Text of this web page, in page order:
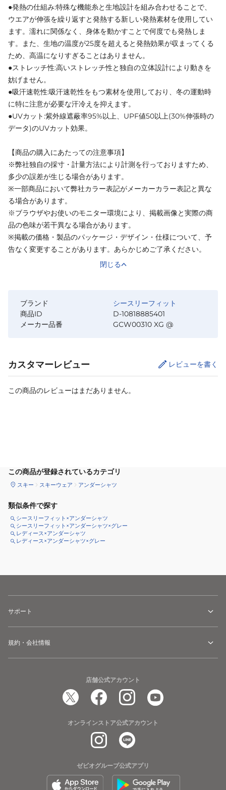
●発熱の仕組み:特殊な機能糸と生地設計を組み合わせることで、
ウエアが伸張を繰り返すと発熱する新しい発熱素材を使用してい
ます。濡れに関係なく、身体を動かすことで何度でも発熱しま
す。また、生地の温度が25度を超えると発熱効果が収まってくる
ため、高温になりすぎることはありません。
●ストレッチ性:高いストレッチ性と独自の立体設計により動きを
妨げません。
●吸汗速乾性:吸汗速乾性をもつ素材を使用しており、冬の運動時
に特に注意が必要な汗冷えを抑えます。
●UVカット:紫外線遮蔽率95%以上、UPF値50以上(30%伸張時の
データ)のUVカット効果。
【商品の購入にあたっての注意事項】
※弊社独自の採寸・計量方法により計測を行っておりますため、
多少の誤差が生じる場合があります。
※一部商品において弊社カラー表記がメーカーカラー表記と異な
る場合があります。
※ブラウザやお使いのモニター環境により、掲載画像と実際の商
品の色味が若干異なる場合があります。
※掲載の価格・製品のパッケージ・デザイン・仕様について、予
告なく変更することがあります。あらかじめご了承ください。
閉じる
ブランド
シースリーフィット
商品ID
D-10818885401
メーカー品番
GCW00310 XG @
カスタマーレビュー レビューを書く
この商品のレビューはまだありません。
この商品が登録されているカテゴリ
スキー スキーウェア アンダーシャツ
類似条件で探す
シースリーフィット×アンダーシャツ
シースリーフィット×アンダーシャツ×グレー
レディース×アンダーシャツ
レディース×アンダーシャツ×グレー
サポート
規約・会社情報
店舗公式アカウント
オンラインストア公式アカウント
ゼビオグループ公式アプリ